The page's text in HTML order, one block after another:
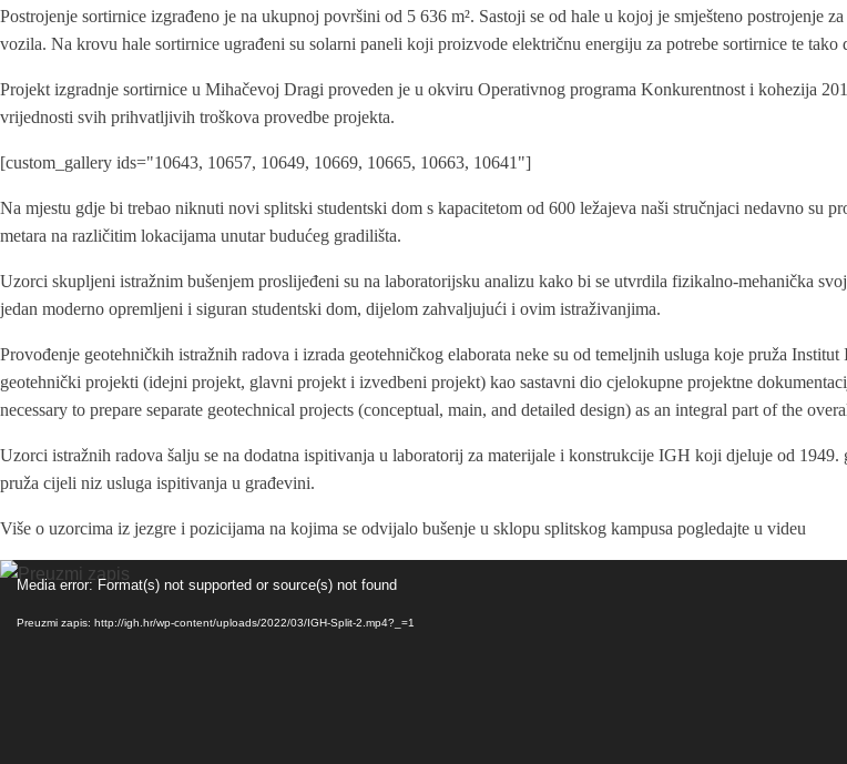
Postrojenje sortirnice izgrađeno je na ukupnoj površini od 5 636 m². Sastoji se od hale u kojoj je smješteno postrojenje
vozila. Na krovu hale sortirnice ugrađeni su solarni paneli koji proizvode električnu energiju za potrebe sortirnice te tako
Projekt izgradnje sortirnice u Mihačevoj Dragi proveden je u okviru Operativnog programa Konkurentnost i kohezija
vrijednosti svih prihvatljivih troškova provedbe projekta.
[custom_gallery ids="10643, 10657, 10649, 10669, 10665, 10663, 10641"]
Na mjestu gdje bi trebao niknuti novi splitski studentski dom s kapacitetom od 600 ležajeva naši stručnjaci nedavno su
metara na različitim lokacijama unutar budućeg gradilišta.
Uzorci skupljeni istražnim bušenjem proslijeđeni su na laboratorijsku analizu kako bi se utvrdila fizikalno-mehanička
jedan moderno opremljeni i siguran studentski dom, dijelom zahvaljujući i ovim istraživanjima.
Provođenje geotehničkih istražnih radova i izrada geotehničkog elaborata neke su od temeljnih usluga koje pruža
geotehnički projekti (idejni projekt, glavni projekt i izvedbeni projekt) kao sastavni dio cjelokupne projektne
necessary to prepare separate geotechnical projects (conceptual, main, and detailed design) as an integral part of the
Uzorci istražnih radova šalju se na dodatna ispitivanja u laboratorij za materijale i konstrukcije IGH koji djeluje od
pruža cijeli niz usluga ispitivanja u građevini.
Više o uzorcima iz jezgre i pozicijama na kojima se odvijalo bušenje u sklopu splitskog kampusa pogledajte u videu
Reproduktor
Media error: Format(s) not supported or source(s) not found
Preuzmi zapis: http://igh.hr/wp-content/uploads/2022/03/IGH-Split-2.mp4?_=1